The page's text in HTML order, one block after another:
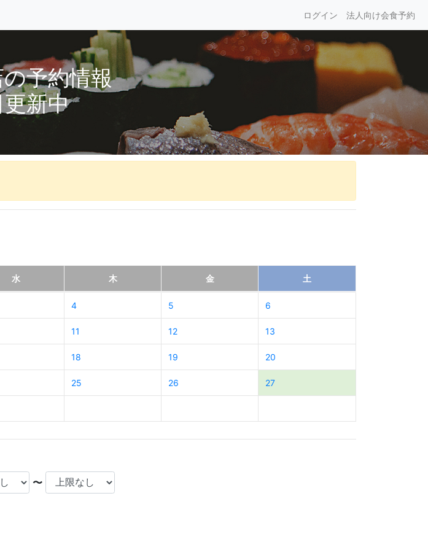
ログイン 法人向け会食予約
予約情報
新中
水 木 金 土
4 5 6
11 12 13
18 19 20
25 26 27
〜